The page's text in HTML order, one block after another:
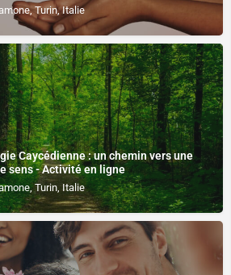
Turin, Italie
Caycédienne : un chemin vers une
sens - Activité en ligne
Turin, Italie